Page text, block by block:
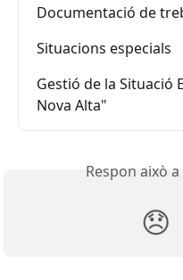
Documentació de
Situacions especials
Gestió de la Situació
Nova Alta"
Respon això
😞